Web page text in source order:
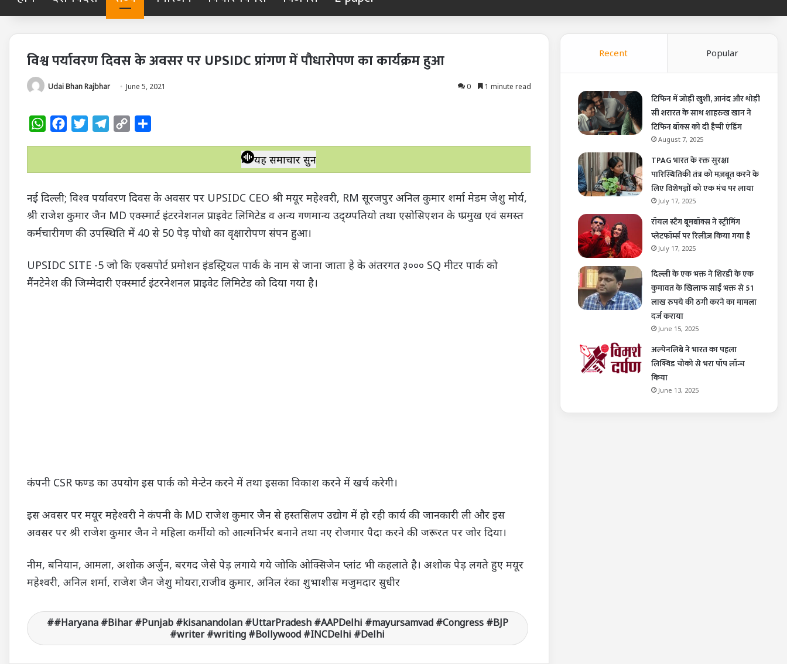
विश्व पर्यावरण दिवस के अवसर पर UPSIDC प्रांगण में पौधारोपण का कार्यक्रम हुआ
Udai Bhan Rajbhar June 5, 2021 0 1 minute read
W
t
A
p
p
e
b
o
o
k
t
e
r
e
r
a
m
y
L
i
n
k
r
e
यह समाचार सुनें
नई दिल्ली; विश्व पर्यावरण दिवस के अवसर पर UPSIDC CEO श्री मयूर महेश्वरी, RM सूरजपुर अनिल कुमार शर्मा मेडम जेशु मोर्य,
श्री राजेश कुमार जैन MD एक्स्मार्ट इंटरनेशनल प्राइवेट लिमिटेड व अन्य गणमान्य उद्य्ग्पतियो तथा एसोसिएशन के प्प्रमुख एवं समस्त
कर्मचारीगण की उपस्थिति में 40 से 50 पेड़ पोधो का वृक्षारोपण संपन हुआ।
UPSIDC SITE -5 जो कि एक्सपोर्ट प्रमोशन इंडस्ट्रियल पार्क के नाम से जाना जाता हे के अंतरगत ३००० SQ मीटर पार्क को
मैंनटेनेश की जिम्मेदारी एक्स्मार्ट इंटरनेशनल प्राइवेट लिमिटेड को दिया गया है।
कंपनी CSR फण्ड का उपयोग इस पार्क को मेन्टेन करने में तथा इसका विकाश करने में खर्च करेगी।
इस अवसर पर मयूर महेश्वरी ने कंपनी के MD राजेश कुमार जैन से हस्तसिलप उद्योग में हो रही कार्य की जानकारी ली और इस
अवसर पर श्री राजेश कुमार जैन ने महिला कर्मीयो को आत्मनिर्भर बनाने तथा नए रोजगार पैदा करने की जरूरत पर जोर दिया।
नीम, बनियान, आमला, अशोक अर्जुन, बरगद जेसे पेड़ लगाये गये जोकि ओक्सिजेन प्लांट भी कहलाते है। अशोक पेड़ लगते हुए मयूर
महेश्वरी, अनिल शर्मा, राजेश जैन जेशु मोयरा,राजीव कुमार, अनिल रंका शुभाशीस मजुमदार सुधीर
#Haryana #Bihar #Punjab #kisanandolan #UttarPradesh #AAPDelhi #mayursamvad #Congress #BJP
#writer #writing #Bollywood #INCDelhi #Delhi
Recent Popular
टिफिन में जोड़ी खुशी, आनंद और थोड़ी
सी शरारत के साथ शाहरुख खान ने
टिफिन बॉक्स को दी हैप्पी एंडिंग
August 7, 2025
TPAG भारत के रक्त सुरक्षा
पारिस्थितिकी तंत्र को मज़बूत करने के
लिए विशेषज्ञों को एक मंच पर लाया
July 17, 2025
रॉयल स्टैग बूमबॉक्स ने स्ट्रीमिंग
प्लेटफॉर्म्स पर रिलीज़ किया गया है
July 17, 2025
दिल्ली के एक भक्त ने शिरडी के एक
कुमावत के खिलाफ साईं भक्त से 51
लाख रुपये की ठगी करने का मामला
दर्ज कराया
June 15, 2025
अल्पेनलिबे ने भारत का पहला
लिक्विड चोको से भरा पॉप लॉन्च
किया
June 13, 2025